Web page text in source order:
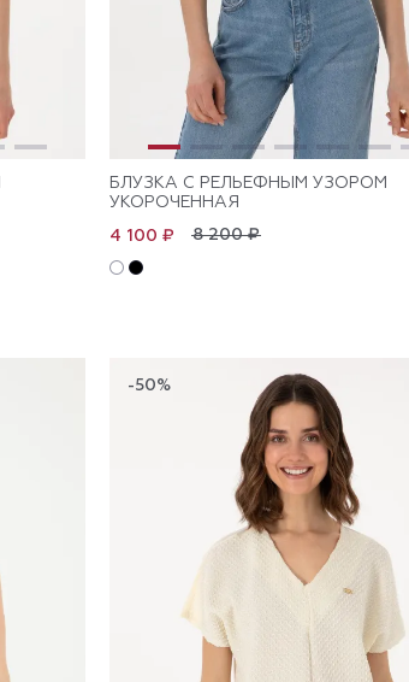
БЛУЗКА С РЕЛЬЕФНЫМ УЗОРОМ
УКОРОЧЕННАЯ
8 200 ₽
4 100 ₽
-50%